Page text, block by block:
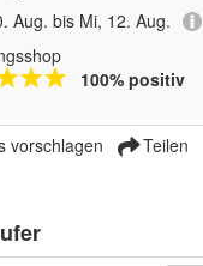
Aug. bis Mi, 12. Aug.
100% positiv
vorschlagen Teilen